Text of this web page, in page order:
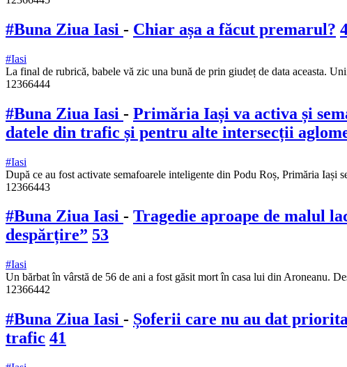
#Buna Ziua Iasi - Chiar așa a făcut premarul?
#Iasi
La final de rubrică, babele vă zic una bună de prin giudeț de data aceasta.
12366444
#Buna Ziua Iasi - Primăria Iași va activa și
datele din trafic și pentru alte intersecții
#Iasi
După ce au fost activate semafoarele inteligente din Podu Roș, Primăria Iași
12366443
#Buna Ziua Iasi - Tragedie aproape de malul
despărțire” 53
#Iasi
Un bărbat în vârstă de 56 de ani a fost găsit mort în casa lui din Aroneanu.
12366442
#Buna Ziua Iasi - Șoferii care nu au dat
trafic 41